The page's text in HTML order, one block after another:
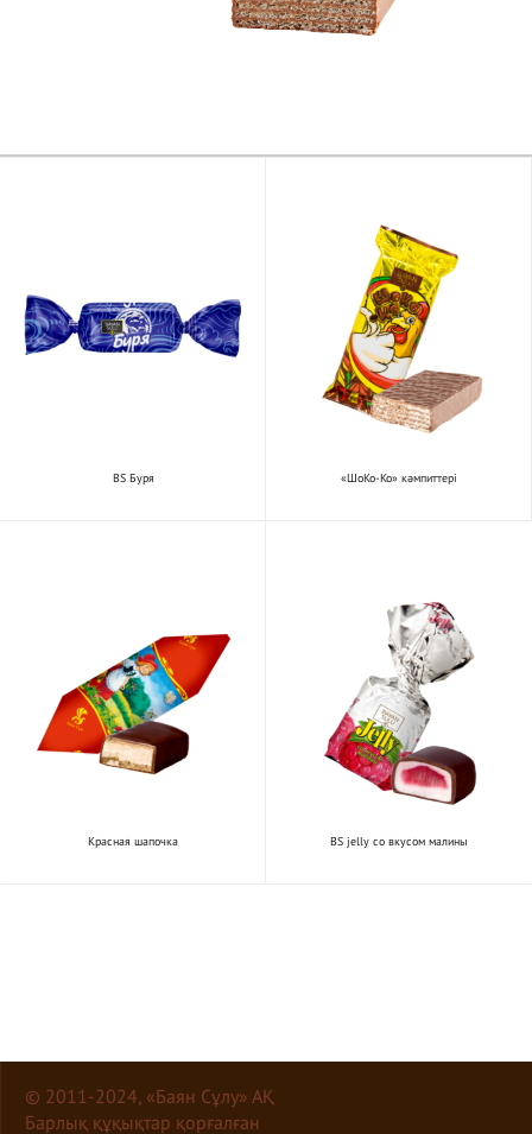
BS Буря «ШоКо-Ко» кәмпиттері
Красная шапочка BS jelly со вкусом малины
© 2011-2024, «Баян Сұлу» АҚ
Барлық құқықтар қорғалған